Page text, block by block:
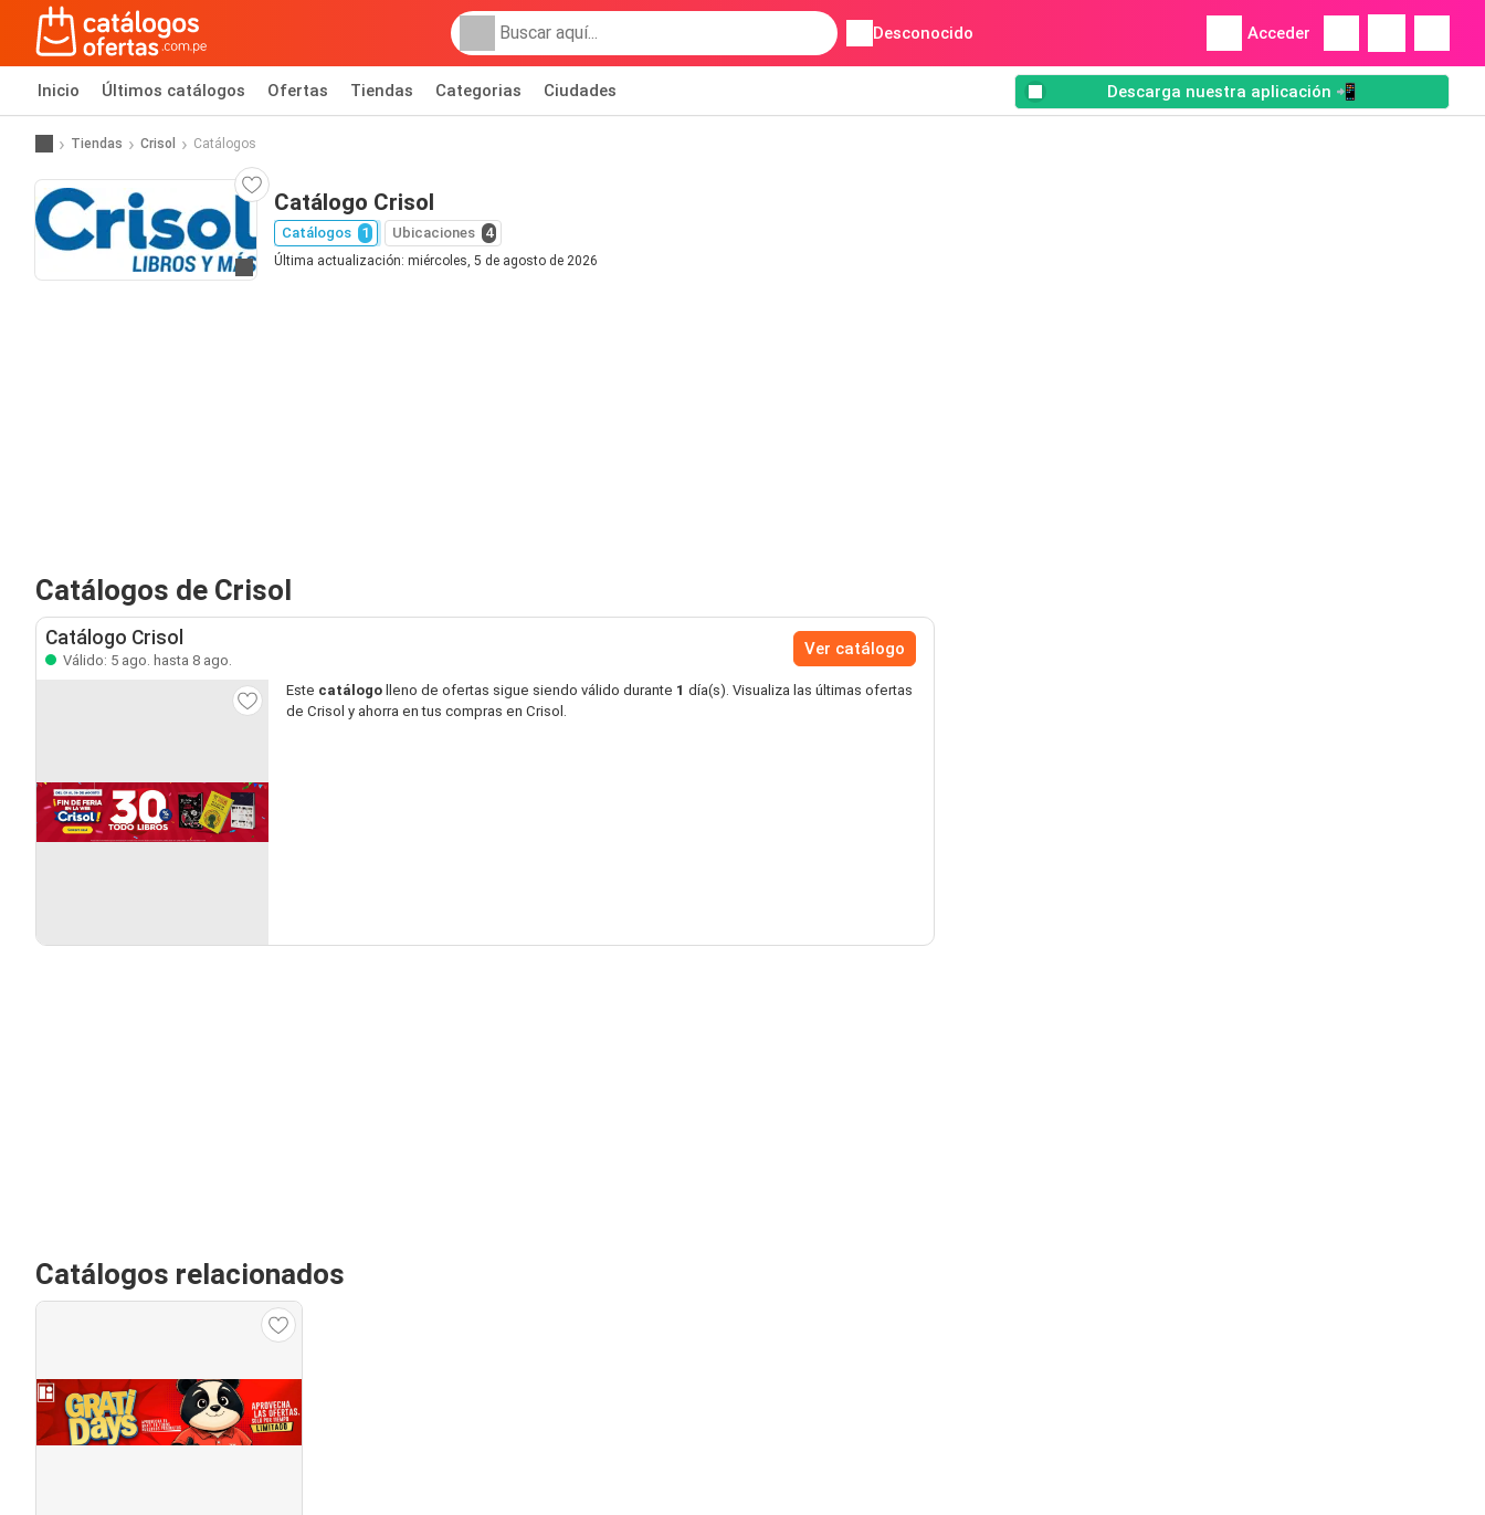
Desconocido Acceder
Inicio Últimos catálogos Ofertas Tiendas Categorias Ciudades Descarga nuestra aplicación 📲
Tiendas Crisol Catálogos
Ir al sitio web
Catálogo Crisol
Catálogos 1 Ubicaciones 4
Última actualización: miércoles, 5 de agosto de 2026
Catálogos de Crisol
Catálogo Crisol
Válido: 5 ago. hasta 8 ago.
Ver catálogo
Este catálogo lleno de ofertas sigue siendo válido durante 1 día(s). Visualiza las últimas ofertas
de Crisol y ahorra en tus compras en Crisol.
Catálogos relacionados